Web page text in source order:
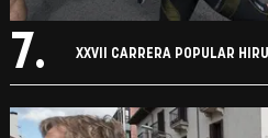
7. XXVII CARRERA POPULAR